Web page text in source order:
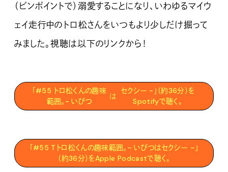
（ピンポイントで）溺愛することになり、いわゆるマイウ
ェイ走行中のトロ松さんをいつもより少しだけ掘って
みました。視聴は以下のリンクから！
「#55 トロ松くんの趣味
範囲。- いびつ
は
セクシー -」（約36分）を
Spotifyで聴く。
「#55 Tトロ松くんの趣味範囲。 – いびつはセクシー – 」
（約36分）をApple Podcastで聴く。